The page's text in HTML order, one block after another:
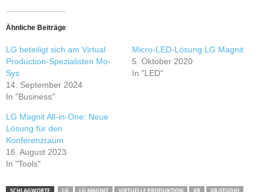
Ähnliche Beiträge
LG beteiligt sich am Virtual
Production-Spezialisten Mo-
Sys
14. September 2024
In "Business"
Micro-LED-Lösung LG Magnit
5. Oktober 2020
In "LED"
LG Magnit All-in-One: Neue
Lösung für den
Konferenzraum
16. August 2023
In "Tools"